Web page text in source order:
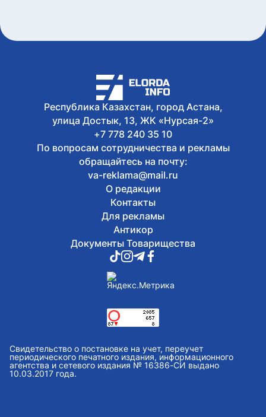
Главы Центральной Азии одобрили
проект по автоматизации учета воды в
бассейне Сырдарьи
Республика Казахстан, город Астана,
улица Достык, 13, ЖК «Нурсая-2»
+7 778 240 35 10
По вопросам сотрудничества и рекламы
обращайтесь на почту:
va-reklama@mail.ru
О редакции
Контакты
Для рекламы
Антикор
Документы Товарищества
Свидетельство о постановке на учет, переучет
периодического печатного издания, информационного
агентства и сетевого издания № 16386-СИ выдано
10.03.2017 года.